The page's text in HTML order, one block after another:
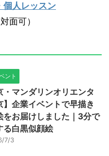
個人レッスン
面可）
ント
・マンダリンオリエンタ
】企業イベントで早描き
をお届けしました｜3分で
る白黒似顔絵
7/3